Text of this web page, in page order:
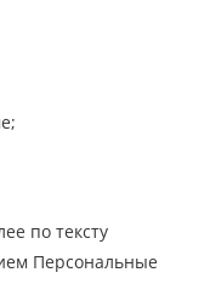
по тексту
Персональные